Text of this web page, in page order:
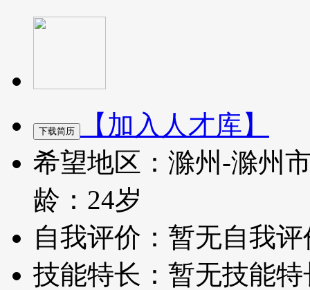
【加入人才库】
希望地区：滁州-滁州
龄：24岁
自我评价：暂无自我评
技能特长：暂无技能特